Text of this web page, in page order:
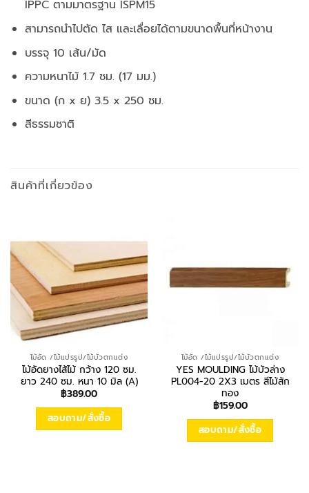
IPPC ตามมาตรฐาน ISPM15
สามารถนำไปตัด ไส และเลื่อยได้ตามขนาดพื้นที่หน้างาน
บรรจุ 10 เส้น/มัด
ความหนาไม้ 1.7 ซม. (17 มม.)
ขนาด (ก x ย) 3.5 x 250 ซม.
สีธรรมชาติ
สินค้าที่เกี่ยวข้อง
ไม้อัด /ไม้แปรรูป/ไม้บัวตกแต่ง
ไม้อัดยางไส้ไม้ กว้าง 120 ซม.
ยาว 240 ซม. หนา 10 มิล (A)
฿389.00
สอบถาม/สั่งซื้อ
ไม้อัด /ไม้แปรรูป/ไม้บัวตกแต่ง
YES MOULDING ไม้บัวล่าง
PL004-20 2X3 เมตร สีไม้สัก
ทอง
฿159.00
สอบถาม/สั่งซื้อ